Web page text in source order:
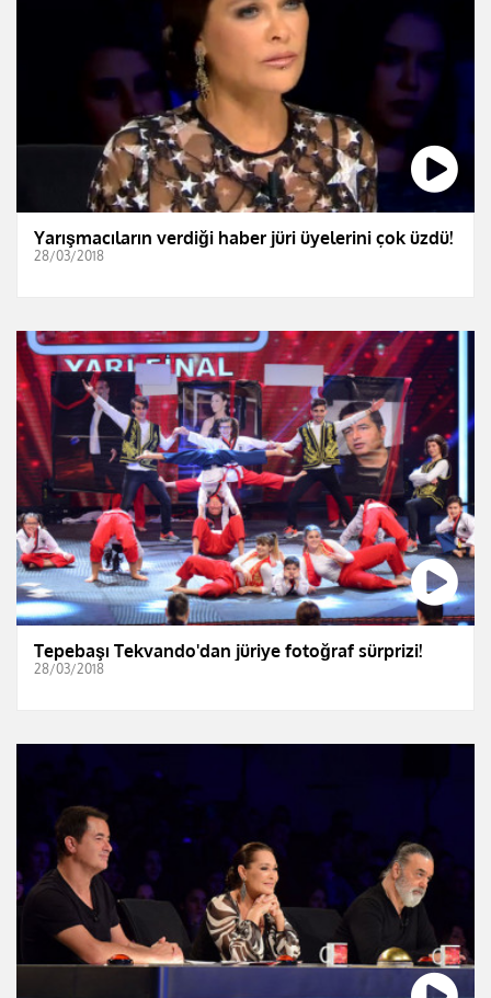
Yarışmacıların verdiği haber jüri üyelerini çok üzdü!
28/03/2018
Tepebaşı Tekvando'dan jüriye fotoğraf sürprizi!
28/03/2018